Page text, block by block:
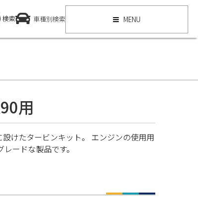
検索 車種別検索 MENU
用
けたタービンキット。 エンジンの使用用
ードな製品です。